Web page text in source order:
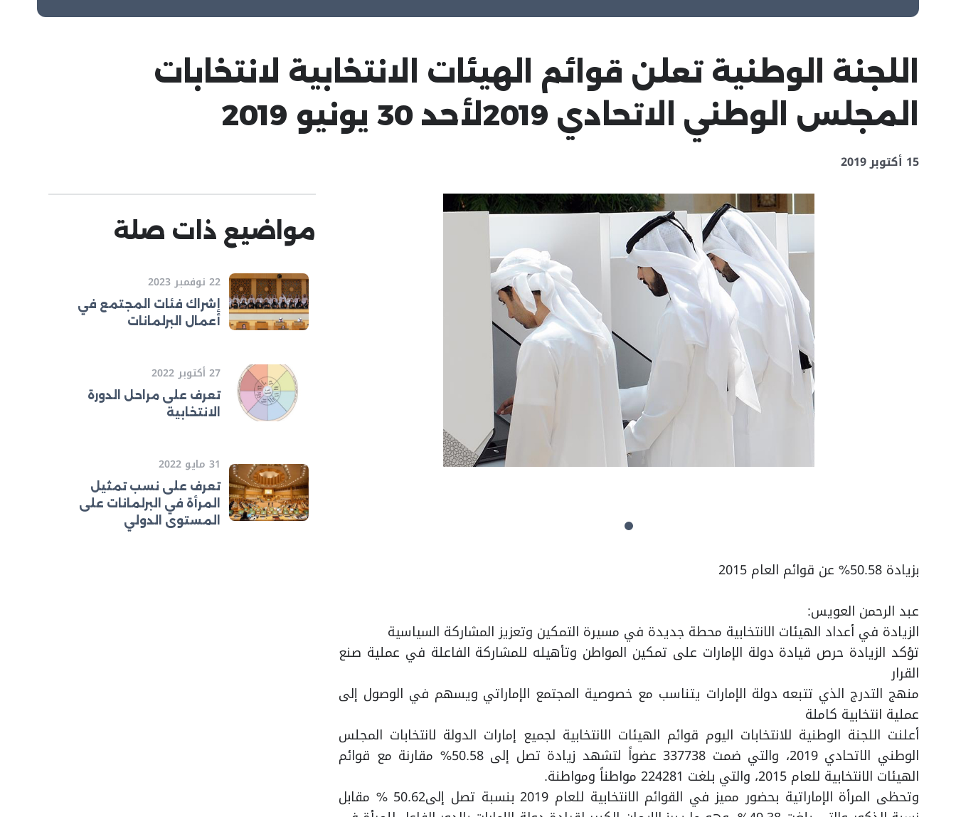
اللجنة الوطنية تعلن قوائم الهيئات الانتخابية لانتخابات
المجلس الوطني الاتحادي 2019لأحد 30 يونيو 2019
15 أكتوبر 2019
بزيادة 50.58% عن قوائم العام 2015
عبد الرحمن العويس:
الزيادة في أعداد الهيئات الانتخابية محطة جديدة في مسيرة التمكين وتعزيز المشاركة السياسية
تؤكد الزيادة حرص قيادة دولة الإمارات على تمكين المواطن وتأهيله للمشاركة الفاعلة في عملية صنع
القرار
منهج التدرج الذي تتبعه دولة الإمارات يتناسب مع خصوصية المجتمع الإماراتي ويسهم في الوصول إلى
عملية انتخابية كاملة
أعلنت اللجنة الوطنية للانتخابات اليوم قوائم الهيئات الانتخابية لجميع إمارات الدولة لانتخابات المجلس
الوطني الاتحادي 2019، والتي ضمت 337738 عضواً لتشهد زيادة تصل إلى 50.58% مقارنة مع قوائم
الهيئات الانتخابية للعام 2015، والتي بلغت 224281 مواطناً ومواطنة.
وتحظى المرأة الإماراتية بحضور مميز في القوائم الانتخابية للعام 2019 بنسبة تصل إلى50.62 % مقابل
مواضيع ذات صلة
22 نوفمبر 2023
إشراك فئات المجتمع في
أعمال البرلمانات
27 أكتوبر 2022
تعرف على مراحل الدورة
الانتخابية
31 مايو 2022
تعرف على نسب تمثيل
المرأة في البرلمانات على
المستوى الدولي